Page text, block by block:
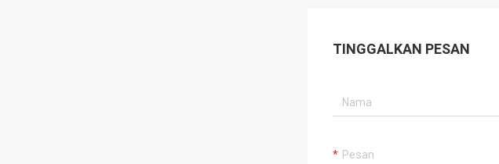
TINGGALKAN PESAN